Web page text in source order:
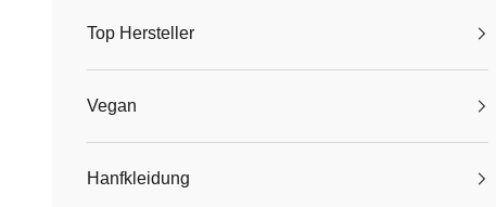
Top Hersteller
Vegan
Hanfkleidung